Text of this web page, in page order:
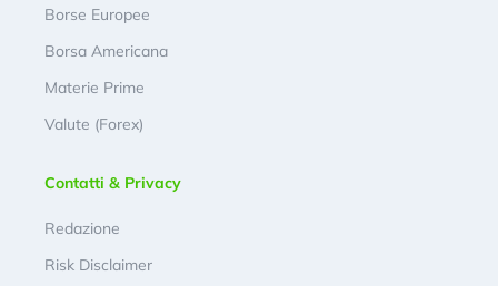
Borse Europee
Borsa Americana
Materie Prime
Valute (Forex)
Contatti & Privacy
Redazione
Risk Disclaimer